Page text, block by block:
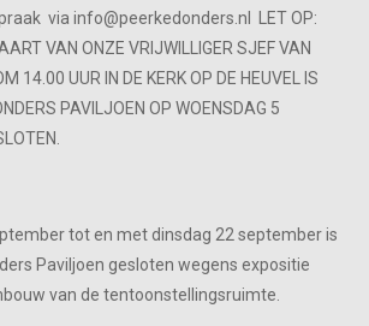
via info@peerkedonders.nl LET OP:
VAN ONZE VRIJWILLIGER SJEF VAN
14.00 UUR IN DE KERK OP DE HEUVEL IS
PAVILJOEN OP WOENSDAG 5
tot en met dinsdag 22 september is
Paviljoen gesloten wegens expositie
van de tentoonstellingsruimte.